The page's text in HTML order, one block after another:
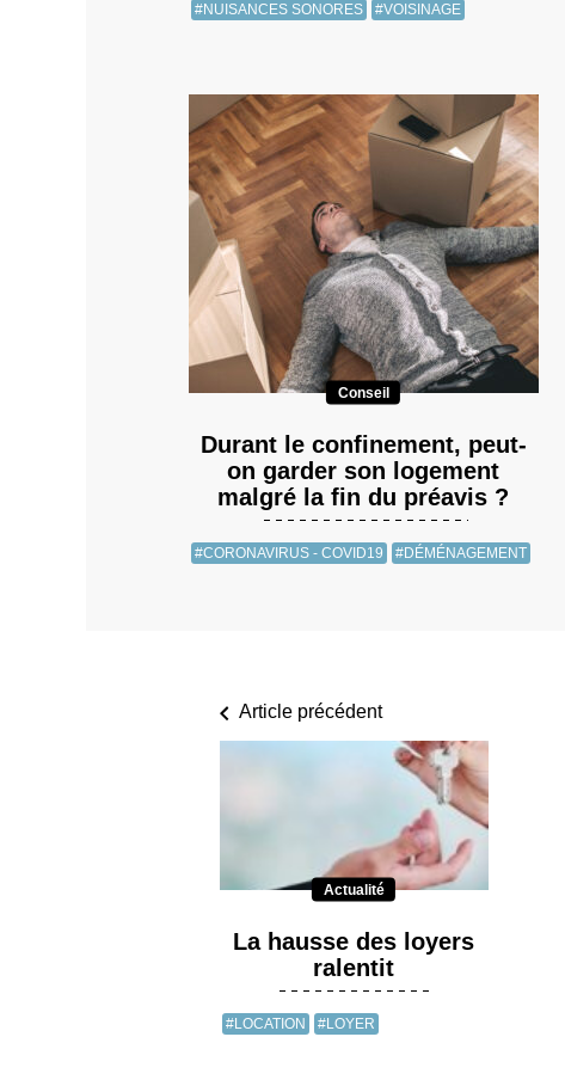
#NUISANCES SONORES #VOISINAGE
Conseil
Durant le confinement, peut-
on garder son logement
malgré la fin du préavis ?
#CORONAVIRUS - COVID19 #DÉMÉNAGEMENT
Article précédent
Actualité
La hausse des loyers
ralentit
#LOCATION #LOYER